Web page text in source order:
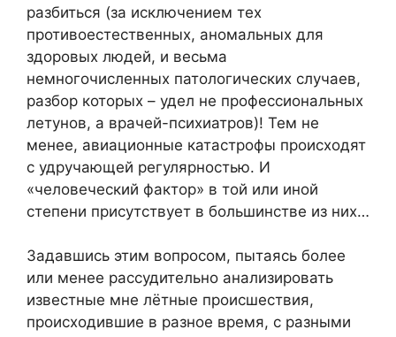
разбиться (за исключением тех
противоестественных, аномальных для
здоровых людей, и весьма
немногочисленных патологических случаев,
разбор которых – удел не профессиональных
летунов, а врачей-психиатров)! Тем не
менее, авиационные катастрофы происходят
с удручающей регулярностью. И
«человеческий фактор» в той или иной
степени присутствует в большинстве из них…
Задавшись этим вопросом, пытаясь более
или менее рассудительно анализировать
известные мне лётные происшествия,
происходившие в разное время, с разными